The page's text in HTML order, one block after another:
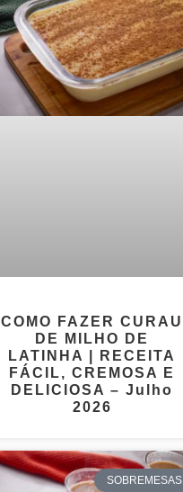
COMO FAZER CURAU
DE MILHO DE
LATINHA | RECEITA
FÁCIL, CREMOSA E
DELICIOSA – Julho
2026
SOBREMESAS